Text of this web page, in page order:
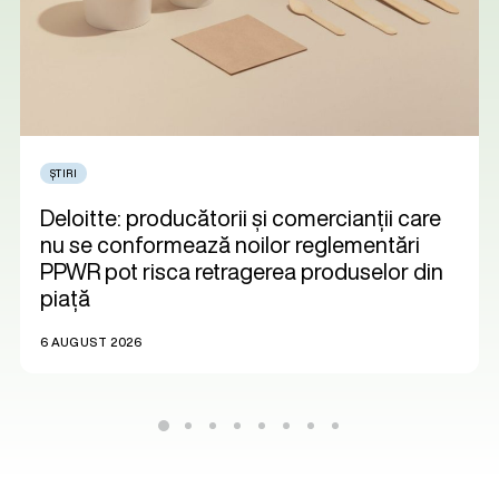
ȘTIRI
Deloitte: producătorii și comercianții care
nu se conformează noilor reglementări
PPWR pot risca retragerea produselor din
piață
6 AUGUST 2026